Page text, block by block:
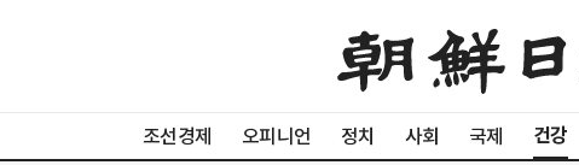
조선경제 오피니언 정치 사회 국제 건강